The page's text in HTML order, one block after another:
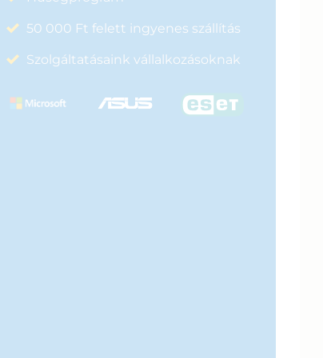
50 000 Ft felett ingyenes szállítás
Szolgáltatásaink vállalkozásoknak